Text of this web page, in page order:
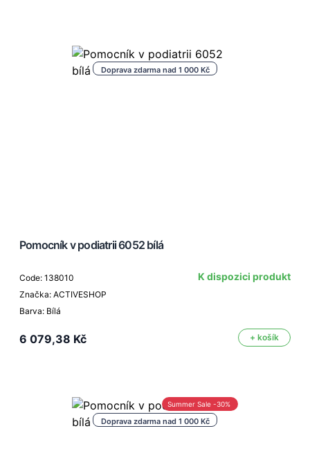
Doprava zdarma nad 1 000 Kč
Pomocník v podiatrii 6052 bílá
Code: 138010
Značka: ACTIVESHOP
Barva: Bílá
K dispozici produkt
6 079,38 Kč + košík
Doprava zdarma nad 1 000 Kč
Summer Sale -30%